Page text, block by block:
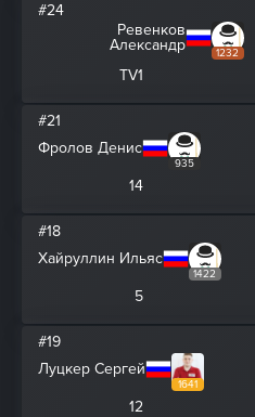
#24
Ревенков
Александр
1232
TV1
#21
Фролов Денис
935
14
#18
Хайруллин Ильяс
1422
5
#19
Луцкер Сергей
1641
12